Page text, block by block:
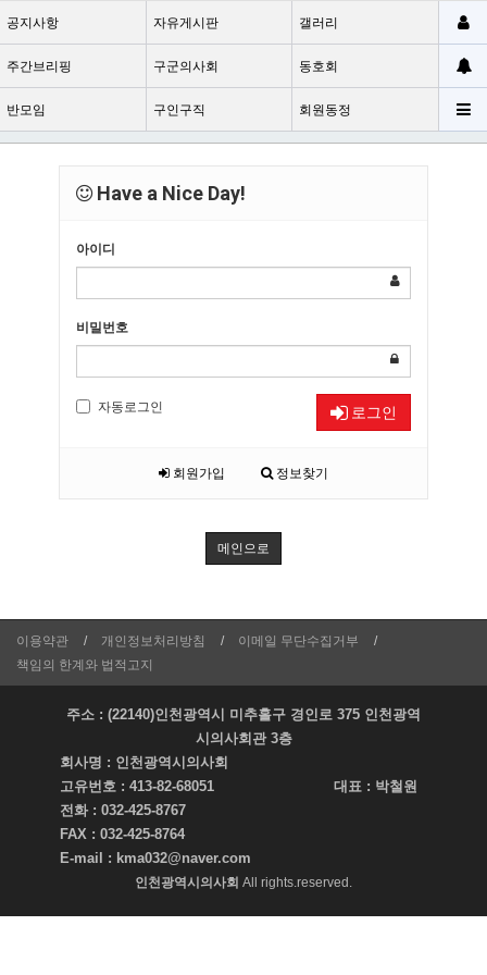
공지사항 자유게시판 갤러리
주간브리핑 구군의사회 동호회
반모임 구인구직 회원동정
Have a Nice Day!
아이디
비밀번호
자동로그인 로그인
회원가입 정보찾기
메인으로
이용약관 개인정보처리방침
이메일 무단수집거부
책임의 한계와 법적고지
주소 : (22140)인천광역시 미추홀구 경인로 375 인천광역
시의사회관 3층
회사명 : 인천광역시의사회
고유번호 : 413-82-68051 대표 : 박철원
전화 : 032-425-8767
FAX : 032-425-8764
E-mail : kma032@naver.com
인천광역시의사회 All rights.reserved.